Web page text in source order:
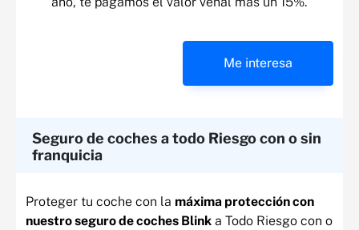
Me interesa
Seguro de coches a todo Riesgo con o sin
franquicia
Proteger tu coche con la máxima protección con
nuestro seguro de coches Blink a Todo Riesgo con o